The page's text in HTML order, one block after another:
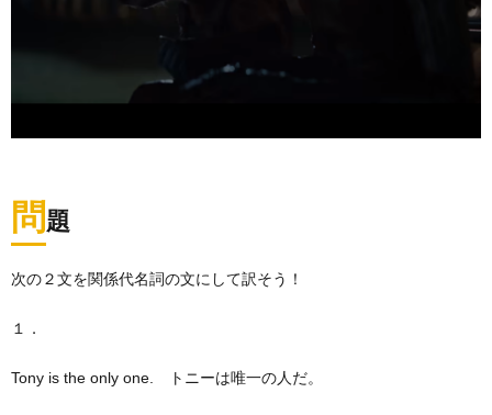
問 題
次の２文を関係代名詞の文にして訳そう！
１．
Tony is the only one. トニーは唯一の人だ。